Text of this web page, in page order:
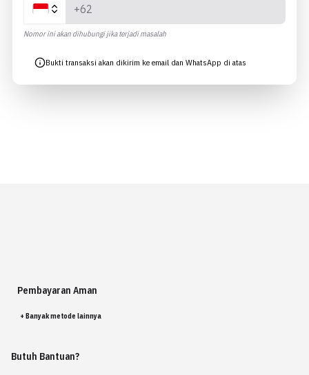
Nomor ini akan dihubungi jika terjadi masalah
Bukti transaksi akan dikirim ke email dan WhatsApp di atas
Pembayaran Aman
+ Banyak metode lainnya
Butuh Bantuan?